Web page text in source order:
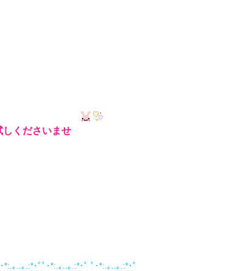
くださいませ
*:.｡..｡.:*･ﾟﾟ･*:.｡..｡.:*･ﾟ ﾟ･*:.｡..｡.:*･ﾟ